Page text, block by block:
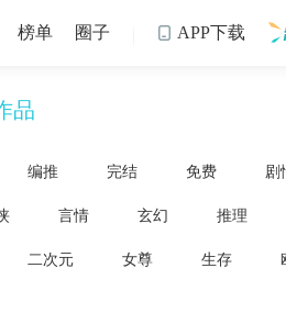
榜单 圈子  APP下载
品
编推 完结 免费 剧
言情 玄幻 推理
二次元 女尊 生存